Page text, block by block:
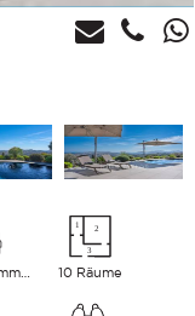
4 Schlafzimmer 10 Räume